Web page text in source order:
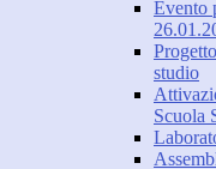
Evento
studio
Scuola